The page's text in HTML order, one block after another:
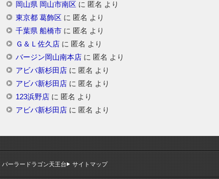
岡山県 岡山市南区 に 匿名 より
東京都 葛飾区 に 匿名 より
千葉県 船橋市に 匿名 より
Ｇ＆Ｌ佐久店に 匿名 より
バージン岡山南本店に 匿名 より
アビバ新杉田店に 匿名 より
アビバ新杉田店に 匿名 より
123浜野店に 匿名 より
アビバ新杉田店に 匿名 より
パーラードラゴン天王台 サイトマップ